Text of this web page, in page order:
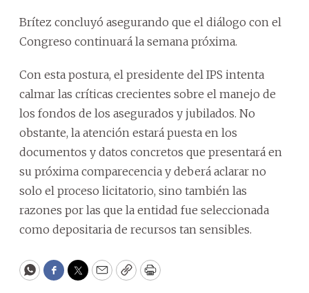
Brítez concluyó asegurando que el diálogo con el
Congreso continuará la semana próxima.
Con esta postura, el presidente del IPS intenta
calmar las críticas crecientes sobre el manejo de
los fondos de los asegurados y jubilados. No
obstante, la atención estará puesta en los
documentos y datos concretos que presentará en
su próxima comparecencia y deberá aclarar no
solo el proceso licitatorio, sino también las
razones por las que la entidad fue seleccionada
como depositaria de recursos tan sensibles.
WhatsApp
Facebook
Twitter
EmailCopyPrint